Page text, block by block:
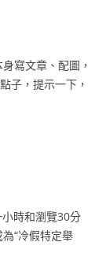
寫文章、配圖，
子，提示一下，
時和瀏覽30分
“冷假特定舉